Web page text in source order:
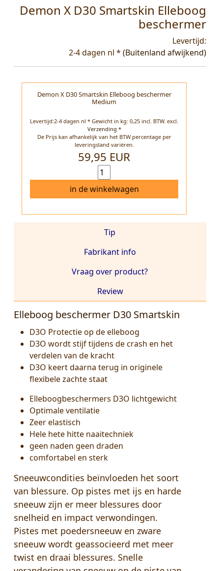
Demon X D30 Smartskin Elleboog
beschermer
Levertijd:
2-4 dagen nl * (Buitenland afwijkend)
Demon X D30 Smartskin Elleboog beschermer
Medium
Levertijd:2-4 dagen nl * Gewicht in kg: 0,25 incl. BTW. excl.
Verzending *
De Prijs kan afhankelijk van het BTW percentage per
leveringsland variëren.
59,95 EUR
in de winkelwagen
Elleboog beschermer D30 Smartskin
D3O Protectie op de elleboog
D3O wordt stijf tijdens de crash en het
verdelen van de kracht
D3O keert daarna terug in originele
flexibele zachte staat
Elleboogbeschermers D3O lichtgewicht
Optimale ventilatie
Zeer elastisch
Hele hete hitte naaitechniek
geen naden geen draden
comfortabel en sterk
Sneeuwcondities beïnvloeden het soort
van blessure. Op pistes met ijs en harde
sneeuw zijn er meer blessures door
snelheid en impact verwondingen.
Pistes met poedersneeuw en zware
sneeuw wordt geassocieerd met meer
twist en draai blessures. Snelle
Tip
Fabrikant info
Vraag over product?
Review